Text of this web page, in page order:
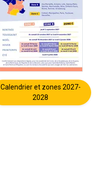
Calendrier et zones 2027-
2028